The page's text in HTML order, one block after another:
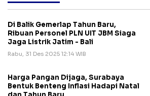
Di Balik Gemerlap Tahun Baru,
Ribuan Personel PLN UIT JBM Siaga
Jaga Listrik Jatim - Bali
Rabu, 31 Des 2025 12:14 WIB
Harga Pangan Dijaga, Surabaya
Bentuk Benteng Inflasi Hadapi Natal